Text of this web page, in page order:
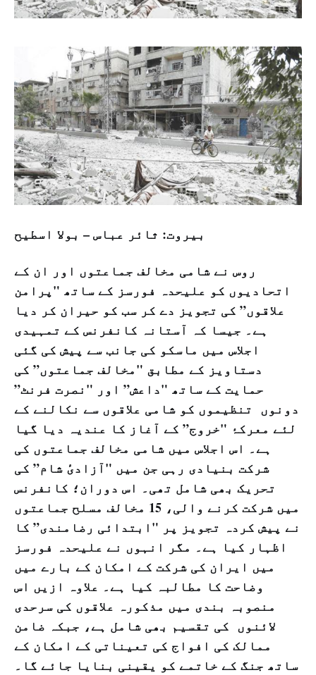
بيروت: ثائر عباس – بولا اسطيح
روس نے شامی مخالف جماعتوں اور ان کے
اتحادیوں کو علیحدہ فورسز کے ساتھ "پرامن
علاقوں” کی تجویز دے کر سب کو حیران کر دیا
ہے۔ جیسا کہ آستانہ کانفرنس کے تمہیدی
اجلاس میں ماسکو کی جانب سے پیش کی گئی
دستاویز کے مطابق "مخالف جماعتوں” کی
حمایت کے ساتھ "داعش” اور "نصرت فرنٹ”
دونوں تنظیموں کو شامی علاقوں سے نکالنے کے
لئے معرکۂ "خروج” کے آغاز کا عندیہ دیا گیا
ہے۔ اس اجلاس میں شامی مخالف جماعتوں کی
شرکت بنیادی رہی جن میں "آزادیٔ شام” کی
تحریک بھی شامل تھی۔ اس دوران؛ کانفرنس
میں شرکت کرنے والی، 15 مخالف مسلح جماعتوں
نے پیش کردہ تجویز پر "ابتدائی رضامندی” کا
اظہار کیا ہے۔ مگر انہوں نے علیحدہ فورسز
میں ایران کی شرکت کے امکان کے بارے میں
وضاحت کا مطالبہ کیا ہے۔ علاوہ ازیں اس
منصوبہ بندی میں مذکورہ علاقوں کی سرحدی
لائنوں کی تقسیم بھی شامل ہے، جبکہ ضامن
ممالک کی افواج کی تعیناتی کے امکان کے
ساتھ جنگ کے خاتمے کو یقینی بنایا جائے گا۔